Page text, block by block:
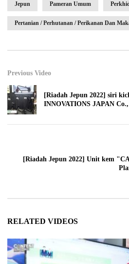
Jepun Pameran Umum
Pertanian / Perhutanan / Perikanan Dan
Previous Video
[Riadah Jepun 2022] siri
INNOVATIONS JAPAN
[Riadah Jepun 2022] Unit kem
RELATED VIDEOS